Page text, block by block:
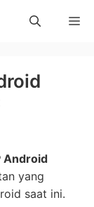
Android
yang
saat ini.